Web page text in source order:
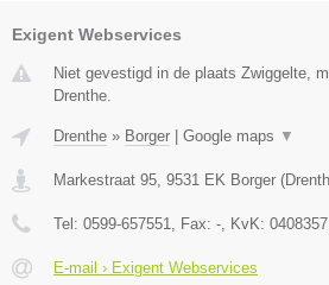
Exigent Webservices
Niet gevestigd in de plaats Zwiggelte,
Drenthe.
Drenthe » Borger Google maps ▼
Markestraat 95, 9531 EK Borger (
Tel: 0599-657551, Fax: -, KvK:
E-mail › Exigent Webservices